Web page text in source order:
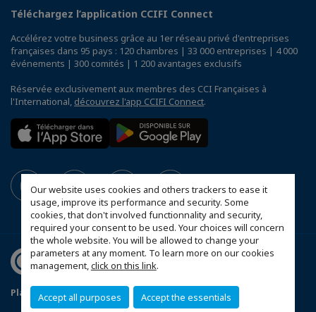
Our website uses cookies and others trackers to ease it
usage, improve its performance and security. Some
cookies, that don't involved functionnality and security,
required your consent to be used. Your choices will concern
the whole website. You will be allowed to change your
parameters at any moment. To learn more on our cookies
management,click on this link.
Accept all purposes Accept the essentials
Téléchargez l’application CCIFI Connect
Accélérez votre business grâce au 1er réseau privé d'entreprises
françaises dans 95 pays : 120 chambres | 33 000 entreprises | 4 000
événements | 300 comités | 1 200 avantages exclusifs
Réservée exclusivement aux membres des CCI Françaises à
l'International, découvrez l'app CCIFI Connect.
Plan d'accès Genève
Mentions légales